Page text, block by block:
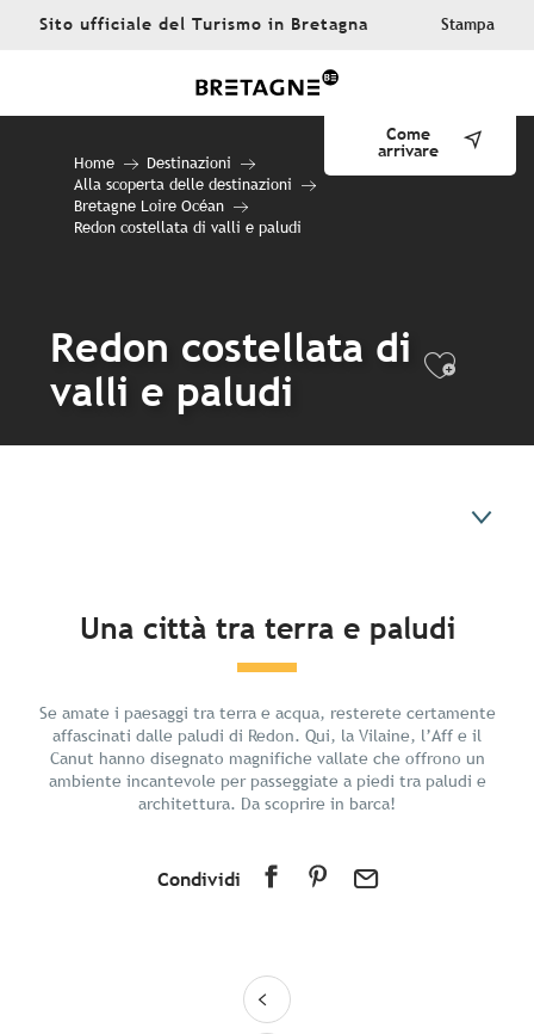
AllerSito ufficiale del Turismo in Bretagna Stampa
Come
arrivare
Home
Destinazioni
Alla scoperta delle destinazioni
Bretagne Loire Océan
Redon costellata di valli e paludi
Redon costellata di
valli e paludi
Preparate il vostro soggiorno
I dintorni
Una città tra terra e paludi
Se amate i paesaggi tra terra e acqua, resterete certamente
affascinati dalle paludi di Redon. Qui, la Vilaine, l’Aff e il
Canut hanno disegnato magnifiche vallate che offrono un
ambiente incantevole per passeggiate a piedi tra paludi e
architettura. Da scoprire in barca!
Condividi